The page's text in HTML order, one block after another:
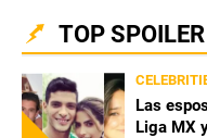
TOP SPOILER
Las
Liga MX